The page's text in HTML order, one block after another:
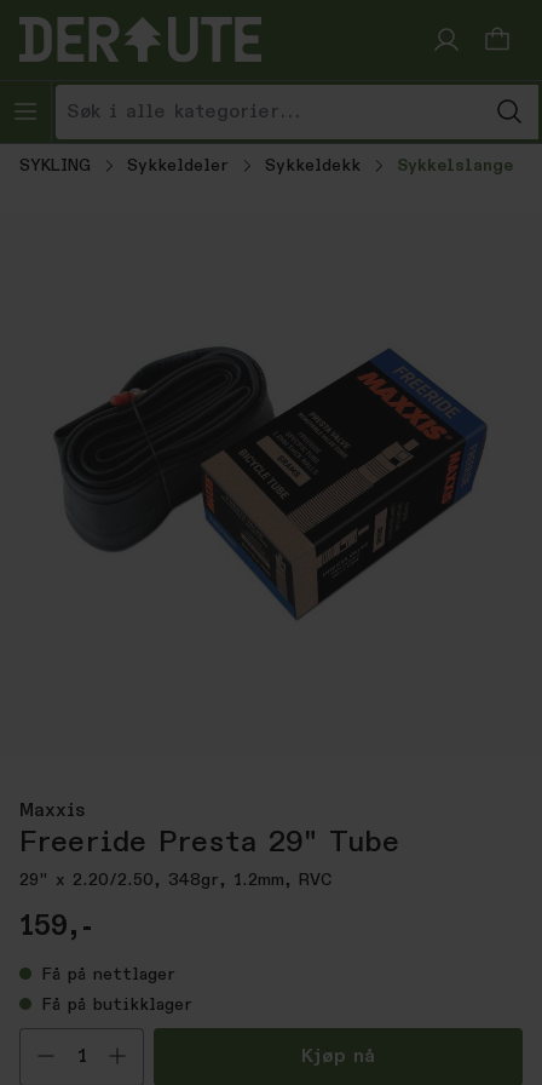
Hopp til innhold
SYKLING Sykkeldeler Sykkeldekk Sykkelslange
Maxxis
Freeride Presta 29" Tube
29" x 2.20/2.50, 348gr, 1.2mm, RVC
159,-
Få på nettlager
Få på butikklager
Velg antall Kjøp nå